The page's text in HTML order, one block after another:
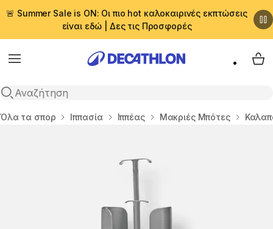
🚨 Summer Sale is ON: Οι πιο hot καλοκαιρινές εκπτώσεις
είναι εδώ | Δες τις Προσφορές
Menu
Αναζήτηση
My
Αρχική σελίδα
Όλα τα σπορ Ιππασία Ιππέας Μακριές Μπότες